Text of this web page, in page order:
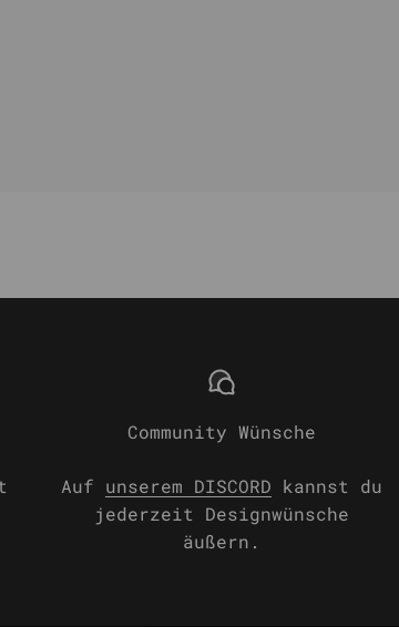
Community Wünsche
Auf unserem DISCORD kannst du
jederzeit Designwünsche
äußern.